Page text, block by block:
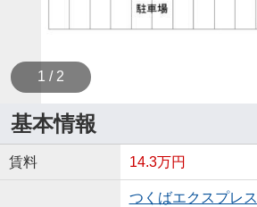
1 / 2
基本情報
賃料 14.3万円
つくばエクスプレス